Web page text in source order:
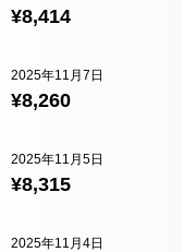
¥8,414
¥8,260
2025年11月7日
¥8,315
2025年11月5日
2025年11月4日